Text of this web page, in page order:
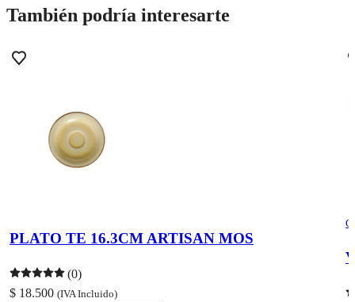
También podría interesarte
PLATO TE 16.3CM ARTISAN MOS
(0)
$ 18.500 (IVA Incluido)